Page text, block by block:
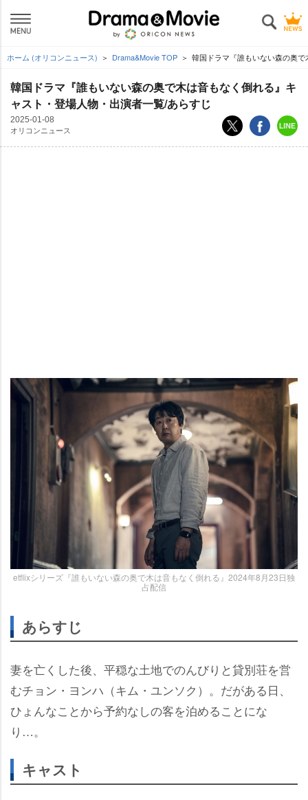
ホーム (オリコンニュース) Drama&Movie TOP 韓国ドラマ『誰もいない森の奥
韓国ドラマ『誰もいない森の奥で木は音もなく倒れる』キ
ャスト・登場人物・出演者一覧/あらすじ
2025-01-08
オリコンニュース
etflixシリーズ『誰もいない森の奥で木は音もなく倒れる』2024年8月23日独
占配信
あらすじ
妻を亡くした後、平穏な土地でのんびりと貸別荘を営
むチョン・ヨンハ（キム・ユンソク）。だがある日、
ひょんなことから予約なしの客を泊めることにな
り…。
キャスト